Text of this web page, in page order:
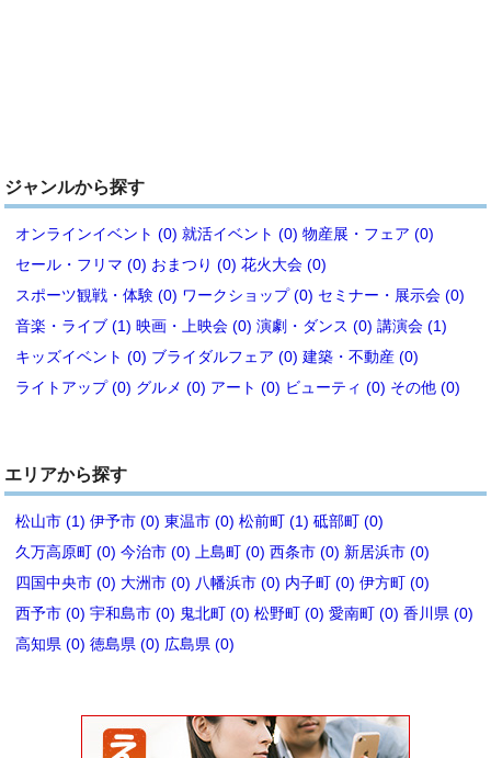
ジャンルから探す
オンラインイベント (0) 就活イベント (0) 物産展・フェア (0)
セール・フリマ (0) おまつり (0) 花火大会 (0)
スポーツ観戦・体験 (0) ワークショップ (0) セミナー・展示会 (0)
音楽・ライブ (1) 映画・上映会 (0) 演劇・ダンス (0) 講演会 (1)
キッズイベント (0) ブライダルフェア (0) 建築・不動産 (0)
ライトアップ (0) グルメ (0) アート (0) ビューティ (0) その他 (0)
エリアから探す
松山市 (1) 伊予市 (0) 東温市 (0) 松前町 (1) 砥部町 (0)
久万高原町 (0) 今治市 (0) 上島町 (0) 西条市 (0) 新居浜市 (0)
四国中央市 (0) 大洲市 (0) 八幡浜市 (0) 内子町 (0) 伊方町 (0)
西予市 (0) 宇和島市 (0) 鬼北町 (0) 松野町 (0) 愛南町 (0) 香川県 (0)
高知県 (0) 徳島県 (0) 広島県 (0)